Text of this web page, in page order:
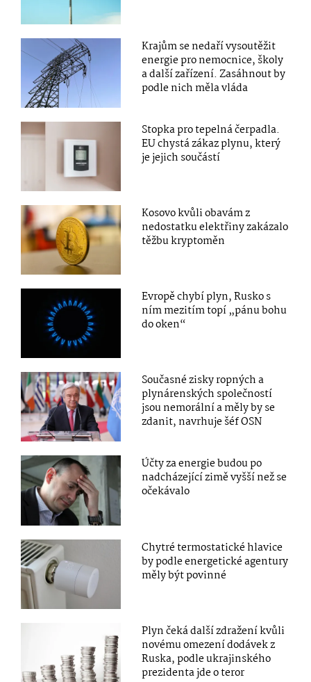
Krajům se nedaří vysoutěžit
energie pro nemocnice, školy
a další zařízení. Zasáhnout by
podle nich měla vláda
Stopka pro tepelná čerpadla.
EU chystá zákaz plynu, který
je jejich součástí
Kosovo kvůli obavám z
nedostatku elektřiny zakázalo
těžbu kryptoměn
Evropě chybí plyn, Rusko s
ním mezitím topí „pánu bohu
do oken“
Současné zisky ropných a
plynárenských společností
jsou nemorální a měly by se
zdanit, navrhuje šéf OSN
Účty za energie budou po
nadcházející zimě vyšší než se
očekávalo
Chytré termostatické hlavice
by podle energetické agentury
měly být povinné
Plyn čeká další zdražení kvůli
novému omezení dodávek z
Ruska, podle ukrajinského
prezidenta jde o teror